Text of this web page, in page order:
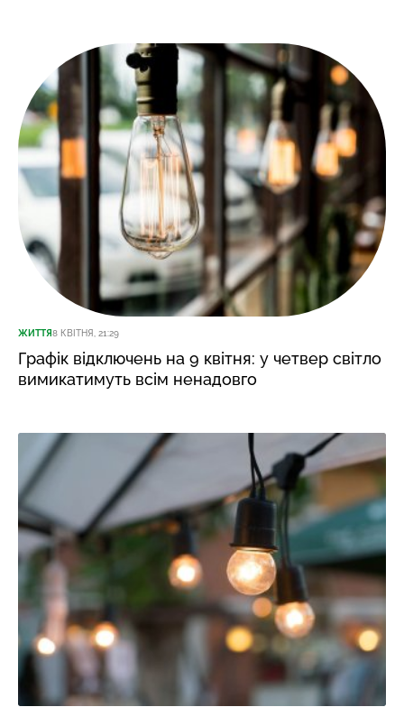
ЖИТТЯ8 КВІТНЯ, 21:29
Графік відключень на 9 квітня: у четвер світло
вимикатимуть всім ненадовго